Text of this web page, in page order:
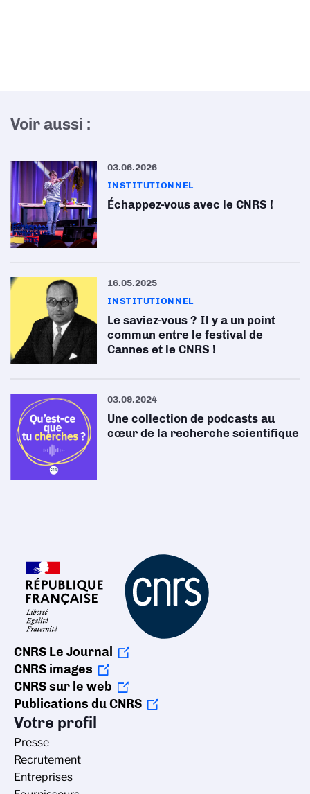
Voir aussi :
03.06.2026
INSTITUTIONNEL
Échappez-vous avec le CNRS !
16.05.2025
INSTITUTIONNEL
Le saviez-vous ? Il y a un point
commun entre le festival de
Cannes et le CNRS !
03.09.2024
Une collection de podcasts au
cœur de la recherche scientifique
CNRS Le Journal
CNRS images
CNRS sur le web
Publications du CNRS
Votre profil
Presse
Recrutement
Entreprises